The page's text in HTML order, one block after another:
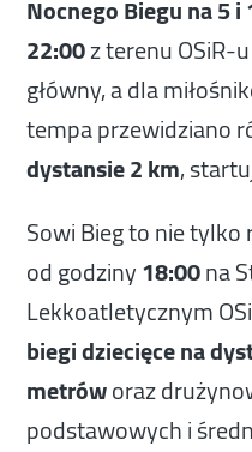
Nocnego Biegu na 5 i
22:00z terenu OSiR-
główny, a dla
tempa przewidziano
dystansie 2 km,
Sowi Bieg to nie tylko
od godziny18:00na
Lekkoatletycznym
biegi dziecięce na
metróworaz
podstawowych i